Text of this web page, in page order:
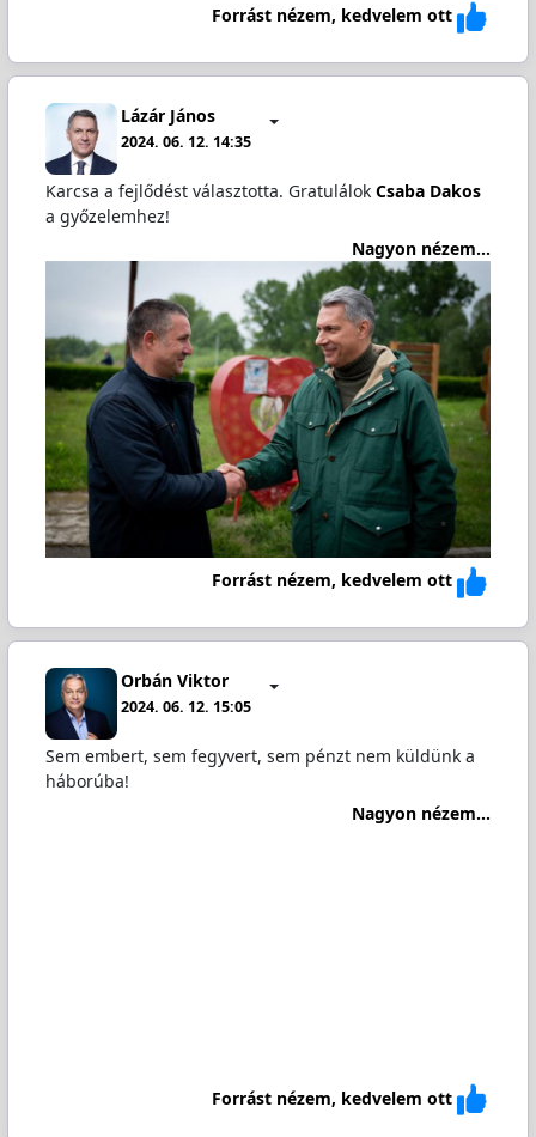
Forrást nézem, kedvelem ott
Lázár János
2024. 06. 12. 14:35
Karcsa a fejlődést választotta. Gratulálok Csaba Dakos
a győzelemhez!
Nagyon nézem...
Forrást nézem, kedvelem ott
Orbán Viktor
2024. 06. 12. 15:05
Sem embert, sem fegyvert, sem pénzt nem küldünk a
háborúba!
Nagyon nézem...
Forrást nézem, kedvelem ott